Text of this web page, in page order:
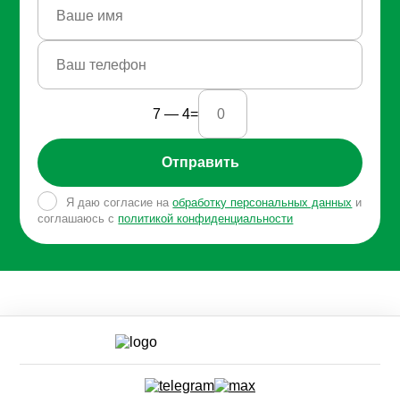
7 — 4=
Отправить
Я даю согласие наобработку персональных данных и
соглашаюсь сполитикой конфиденциальности